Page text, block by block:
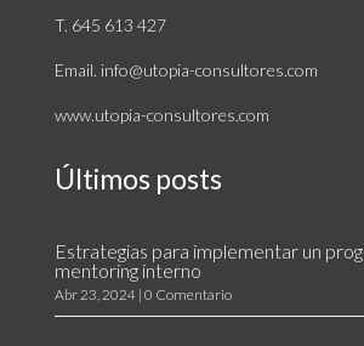
T. 645 613 427
Email. info@utopia-consultores.com
www.utopia-consultores.com
Últimos posts
Estrategias para implementar un
mentoring interno
Abr 23, 2024| 0 Comentario